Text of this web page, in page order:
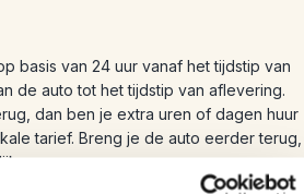
basis van 24 uur vanaf het tijdstip van
de auto tot het tijdstip van aflevering.
dan ben je extra uren of dagen huur
tarief. Breng je de auto eerder terug,